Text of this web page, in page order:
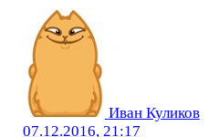
Иван Куликов
07.12.2016, 21:17